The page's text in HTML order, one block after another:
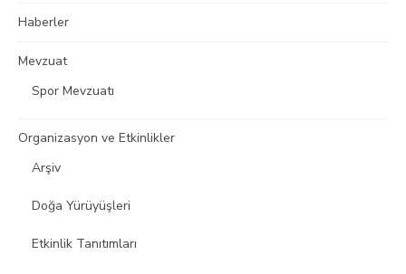
Haberler
Mevzuat
Spor Mevzuatı
Organizasyon ve Etkinlikler
Arşiv
Doğa Yürüyüşleri
Etkinlik Tanıtımları